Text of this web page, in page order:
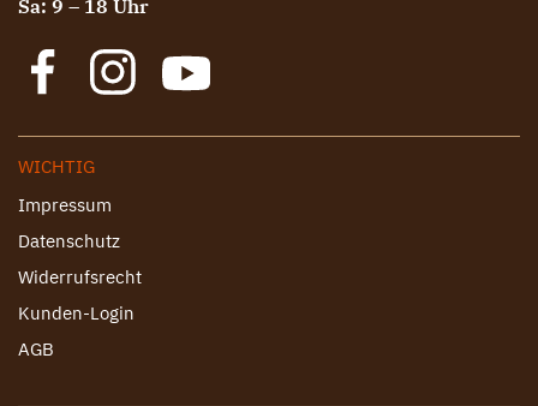
Sa: 9 – 18 Uhr
WICHTIG
Impressum
Datenschutz
Widerrufsrecht
Kunden-Login
AGB